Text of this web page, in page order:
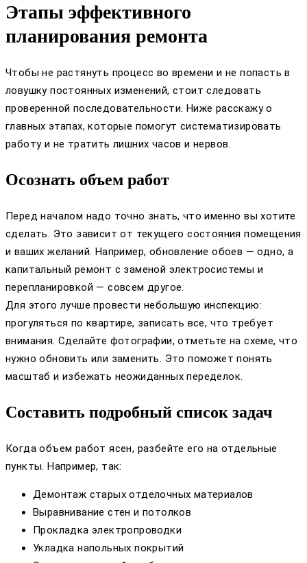
Этапы эффективного
планирования ремонта
Чтобы не растянуть процесс во времени и не попасть в
ловушку постоянных изменений, стоит следовать
проверенной последовательности. Ниже расскажу о
главных этапах, которые помогут систематизировать
работу и не тратить лишних часов и нервов.
Осознать объем работ
Перед началом надо точно знать, что именно вы хотите
сделать. Это зависит от текущего состояния помещения
и ваших желаний. Например, обновление обоев — одно, а
капитальный ремонт с заменой электросистемы и
перепланировкой — совсем другое.
Для этого лучше провести небольшую инспекцию:
прогуляться по квартире, записать все, что требует
внимания. Сделайте фотографии, отметьте на схеме, что
нужно обновить или заменить. Это поможет понять
масштаб и избежать неожиданных переделок.
Составить подробный список задач
Когда объем работ ясен, разбейте его на отдельные
пункты. Например, так:
Демонтаж старых отделочных материалов
Выравнивание стен и потолков
Прокладка электропроводки
Укладка напольных покрытий